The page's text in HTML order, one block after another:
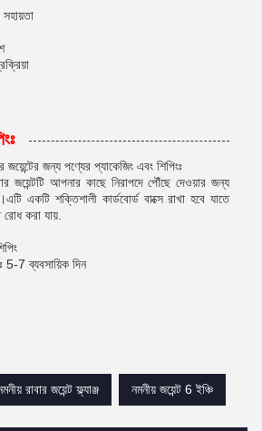
সহায়তা
জন্য পণ্যের প্যাকেজিং এবং শিপিংঃ
জয়েন্টটি আপনার কাছে নিরাপদে পৌঁছে দেওয়ার জন্য
একটি শক্তিশালী কার্ডবোর্ড বাক্সে রাখা হবে যাতে
করা যায়.
5-7 ব্যবসায়িক দিন
রাবার জয়েন্ট ফ্ল্যাঞ্জ নমনীয় জয়েন্ট 6 ইঞ্চি